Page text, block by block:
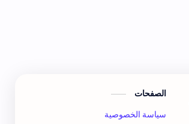
الصفحات
سياسة الخصوصية